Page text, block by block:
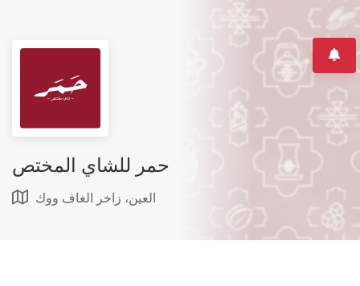
حمر للشاي المختص
العين، زاخر الغاف ووك